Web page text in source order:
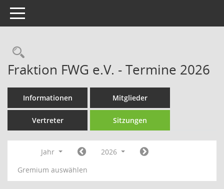
Toggle navigation
Rechercheauswahl
Fraktion FWG e.V. - Termine 2026
Informationen Mitglieder
Vertreter Sitzungen
Jahr
2026
Gremium auswählen